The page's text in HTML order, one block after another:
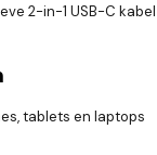
2-in-1 USB-C
tablets en laptops